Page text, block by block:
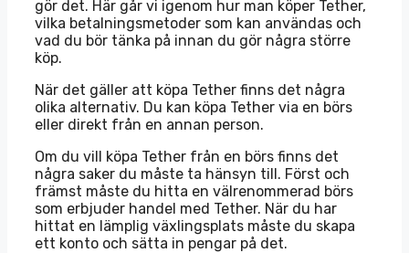
gör det. Här går vi igenom hur man köper Tether,
vilka betalningsmetoder som kan användas och
vad du bör tänka på innan du gör några större
köp.
När det gäller att köpa Tether finns det några
olika alternativ. Du kan köpa Tether via en börs
eller direkt från en annan person.
Om du vill köpa Tether från en börs finns det
några saker du måste ta hänsyn till. Först och
främst måste du hitta en välrenommerad börs
som erbjuder handel med Tether. När du har
hittat en lämplig växlingsplats måste du skapa
ett konto och sätta in pengar på det.